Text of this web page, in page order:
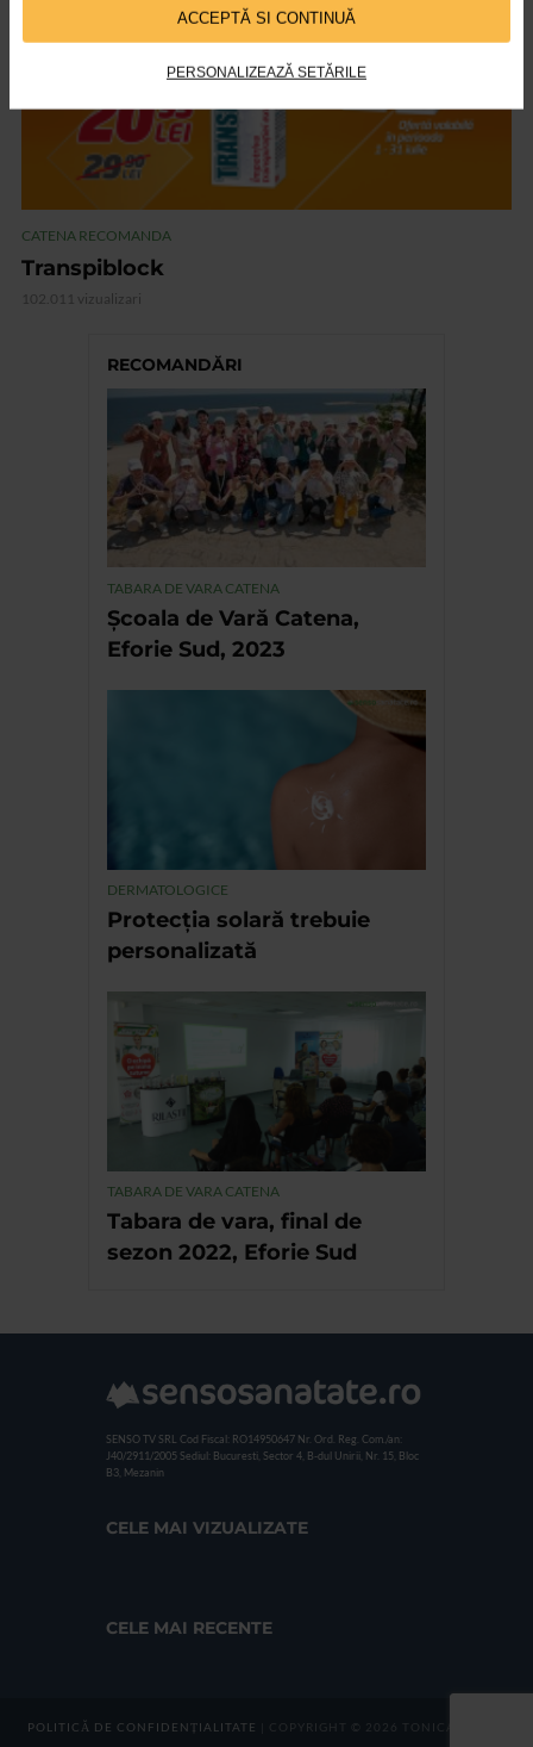
ACCEPTĂ SI CONTINUĂ
PERSONALIZEAZĂ SETĂRILE
CATENA RECOMANDA
Transpiblock
102.011 vizualizari
RECOMANDĂRI
TABARA DE VARA CATENA
Școala de Vară Catena,
Eforie Sud, 2023
DERMATOLOGICE
Protecția solară trebuie
personalizată
TABARA DE VARA CATENA
Tabara de vara, final de
sezon 2022, Eforie Sud
SENSO TV SRL Cod Fiscal: RO14950647 Nr. Ord. Reg. Com./an:
J40/2911/2005 Sediul: Bucuresti, Sector 4, B-dul Unirii, Nr. 15, Bloc
B3, Mezanin
CELE MAI VIZUALIZATE
CELE MAI RECENTE
POLITICĂ DE CONFIDENȚIALITATE | COPYRIGHT © 2026 TONICA GROUP